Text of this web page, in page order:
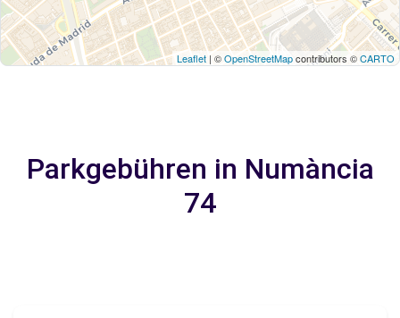
Leaflet | ©OpenStreetMapcontributors ©CARTO
Parkgebühren in Numància
74